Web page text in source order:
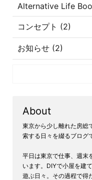
Alternative Life
コンセプト (2)
お知らせ (2)
About
東京から少し離れた房総
索する日々を綴るブログ
平日は東京で仕事、週末
います。DIYで小屋を建
遊ぶ日々。その過程で得